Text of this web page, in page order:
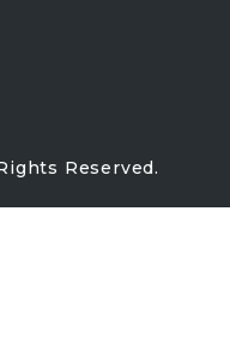
Rights Reserved.